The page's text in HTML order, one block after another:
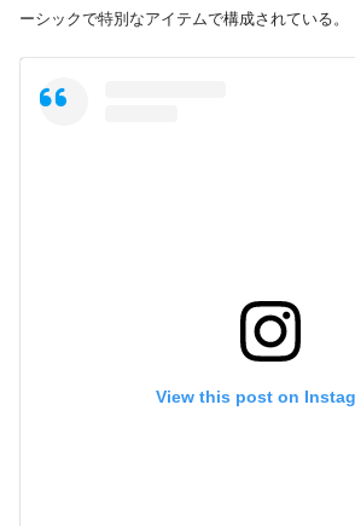
ーシックで特別なアイテムで構成されている。
View this post on